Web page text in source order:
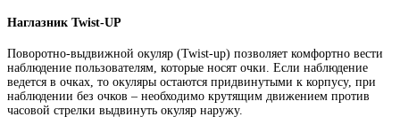
Наглазник Twist-UP
Поворотно-выдвижной окуляр (Twist-up) позволяет комфортно вести
наблюдение пользователям, которые носят очки. Если наблюдение
ведется в очках, то окуляры остаются придвинутыми к корпусу, при
наблюдении без очков – необходимо крутящим движением против
часовой стрелки выдвинуть окуляр наружу.